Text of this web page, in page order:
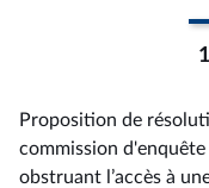
Proposition de
commission
obstruant l’accès à